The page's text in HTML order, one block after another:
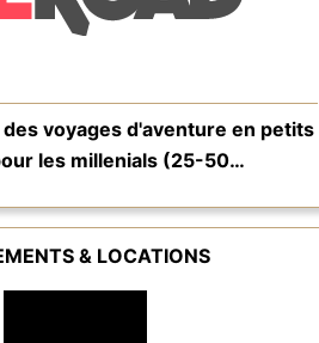
voyages d'aventure en petits
les millenials (25-50…
& LOCATIONS